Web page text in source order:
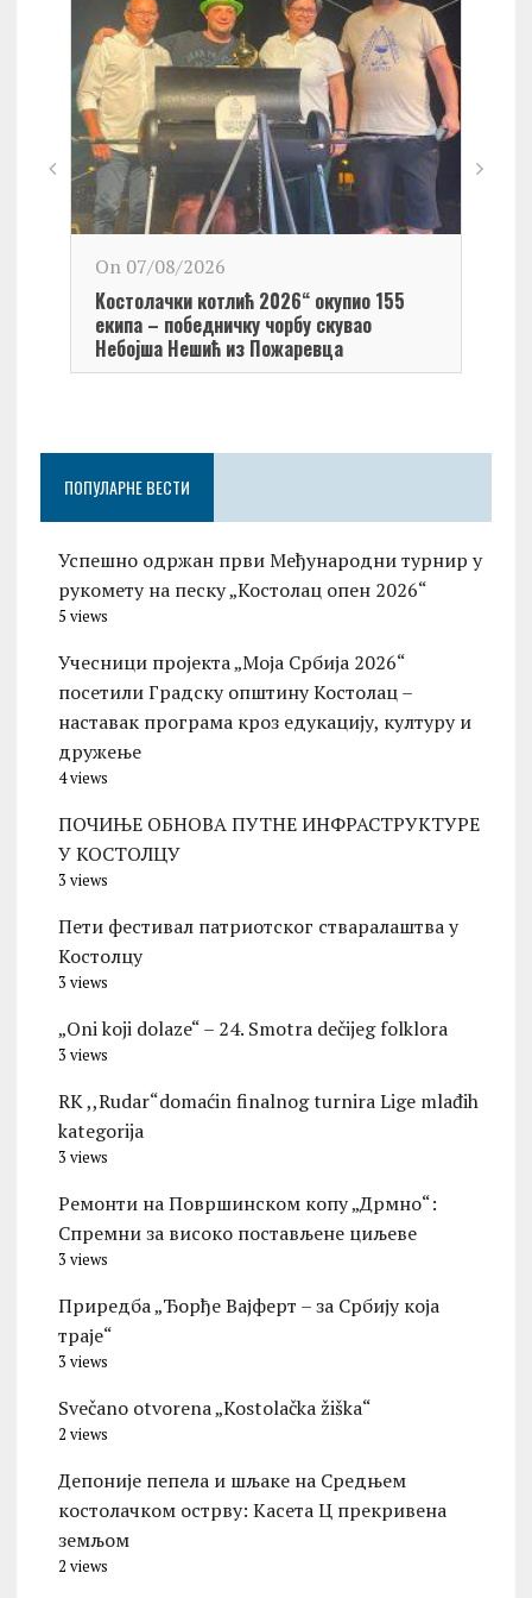
On 07/08/2026
Kостолачки котлић 2026“ окупио 155
екипа – победничку чорбу скувао
Небојша Нешић из Пожаревца
ПОПУЛАРНЕ ВЕСТИ
Успешно одржан први Међународни турнир у
рукомету на песку „Костолац опен 2026“
5 views
Учесници пројекта „Моја Србија 2026“
посетили Градску општину Костолац –
наставак програма кроз едукацију, културу и
дружење
4 views
ПОЧИЊЕ ОБНОВА ПУТНЕ ИНФРАСТРУКТУРЕ
У КОСТОЛЦУ
3 views
Пети фестивал патриотског стваралаштва у
Костолцу
3 views
„Oni koji dolaze“ – 24. Smotra dečijeg folklora
3 views
RK ,,Rudar“domaćin finalnog turnira Lige mlađih
kategorija
3 views
Ремонти на Површинском копу „Дрмно“:
Спремни за високо постављене циљеве
3 views
Приредба „Ђорђе Вајферт – за Србију која
траје“
3 views
Svečano otvorena „Kostolačka žiška“
2 views
Депоније пепела и шљаке на Средњем
костолачком острву: Касета Ц прекривена
земљом
2 views